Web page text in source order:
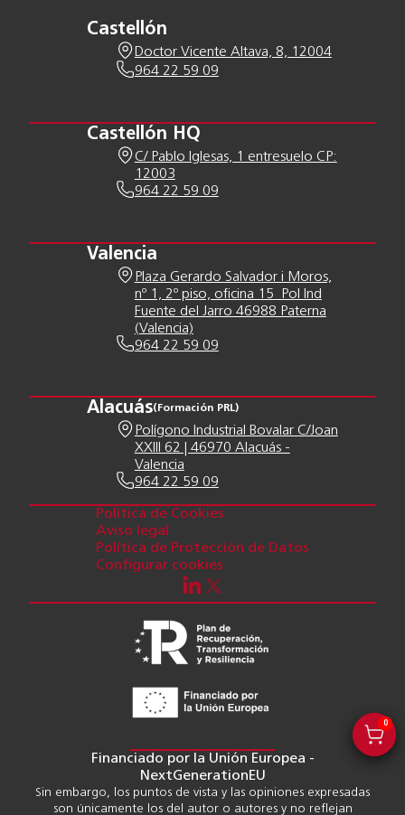
Castellón
Doctor Vicente Altava, 8, 12004
964 22 59 09
Castellón HQ
C/ Pablo Iglesas, 1 entresuelo CP:
12003
964 22 59 09
Valencia
Plaza Gerardo Salvador i Moros,
nº 1, 2º piso, oficina 15 Pol Ind
Fuente del Jarro 46988 Paterna
(Valencia)
964 22 59 09
Alacuás(Formación PRL)
Polígono Industrial Bovalar C/Joan
XXIII 62 | 46970 Alacuás -
Valencia
964 22 59 09
Política de Cookies
Aviso legal
Política de Protección de Datos
Configurar cookies
Financiado por la Unión Europea -
NextGenerationEU
Sin embargo, los puntos de vista y las opiniones expresadas
son únicamente los del autor o autores y no reflejan
0
0